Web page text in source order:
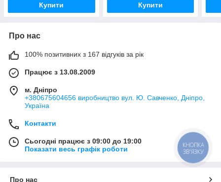
Купити Купити
Про нас
100% позитивних з 167 відгуків за рік
Працює з 13.08.2009
м. Дніпро
+380675604656 виробництво вул. Ю. Савченко, Дніпро,
Україна
Контакти
Сьогодні працює з 09:00 до 19:00
Показати весь графік роботи
Про нас
КНОПКА
ЗВ'ЯЗКУ